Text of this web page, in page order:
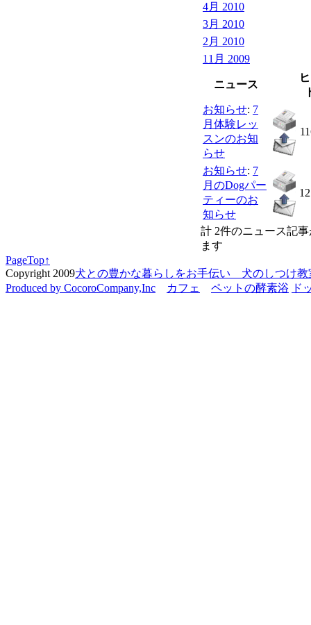
4月 2010
3月 2010
2月 2010
11月 2009
ニュース
お知らせ: 7
月体験レッ
スンのお知
らせ
お知らせ: 7
月のDogパー
ティーのお
知らせ
計 2件のニュース記
ます
PageTop↑
Copyright 2009犬との豊かな暮らしをお手伝い 犬のしつけ教
Produced by CocoroCompany,Inc
カフェ ペットの酵素浴 ド